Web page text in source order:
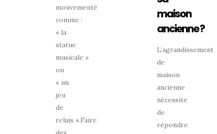
mouvementé
comme :
« la
statue
musicale »
ou
« un
jeu
de
relais ».Faire
maison
ancienne ?
L’agrandissement
de
maison
ancienne
nécessite
de
répondre